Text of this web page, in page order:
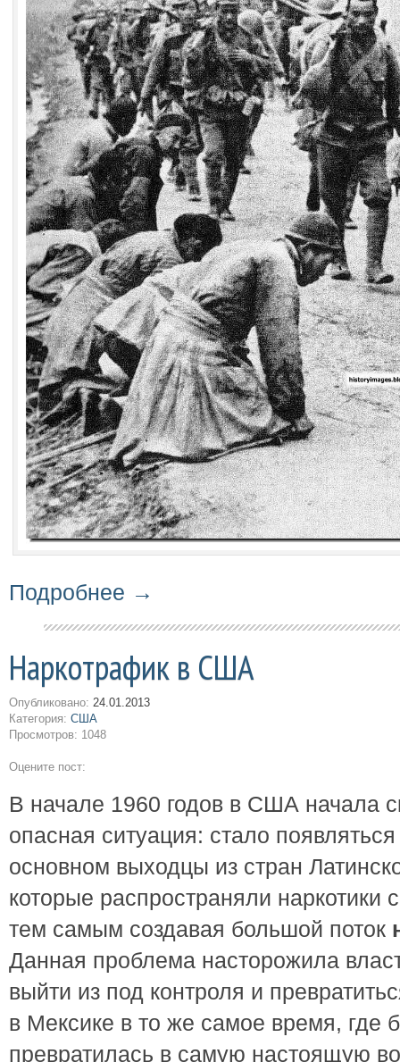
Подробнее →
Наркотрафик в США
Опубликовано: 24.01.2013
Категория: США
Просмотров: 1048
Оцените пост:
В начале 1960 годов в США начала
опасная ситуация: стало
основном выходцы из стран
которые распространяли наркотики
тем самым создавая большой поток
Данная проблема насторожила
выйти из под контроля и
в Мексике в то же самое время, где
превратилась в самую настоящую